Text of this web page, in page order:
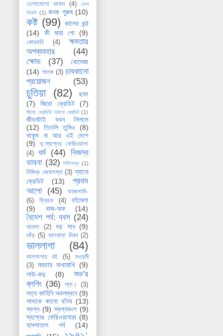
এলোমেলো ভাবনা (4)
এসব
নিয়েই (1) কনক পুরুষ (10)
কষ্ট (99) কালের কন্ঠ
(14)
কী মায়া গো (9)
কোরবানি (4)
ক্ষমতার
অপব্যবহার
(44)
ক্ষোভ
(37)
খোদেজা
(14) গাতক (3) চাবকানো
প্রয়োজন
(53)
চুতিয়া (82)
ছফা
(7)
জিরো ক্রেডিট (7)
জিরো ক্রেডিট/ ন্যানো ক্রেডিট (1)
জীবনটাই যখন নিলামে
(12)
তিতলি তুমিও
(8)
থাকুম না আর এই দেশে
(9)
দু:স্বপ্নের ফেরিওয়ালা
(4)
ধর্ম (44) নিজস্ব
ভাবনা (32) নিশিগন্ধা (1)
নিষিদ্ধ জ্যোৎস্না (3) ন্যানো
ক্রেডিট
(13)
প্রথম
আলো
(45)
ফাজলামি-
(6)
ফ্রিডম (4)
বইমেলা
(9)
বাজ-অফ (14)
বৈদেশ পর্ব: ববস (24)
ব্যবসা (2) বড় সাধ (9)
ভাঁড় (5) ভালবাসা দিবস (2)
ভাললাগা (84)
ভাললাগার বই (5)
মওদুদী
(3)
মমতায় মাখামাখি (9)
লাউ-কদু
(8)
শুভ'র
ব্লগিং (36) শ্লা। (3)
সত্য কাহিনি অবলম্বনে (9)
সাদাকে কালো বলিব (13)
স্বপ্ন (9) স্বপ্নভংগ (9)
স্বপ্নের ফেরিওয়ালারা (8)
হাসপাতাল পর্ব
(14)